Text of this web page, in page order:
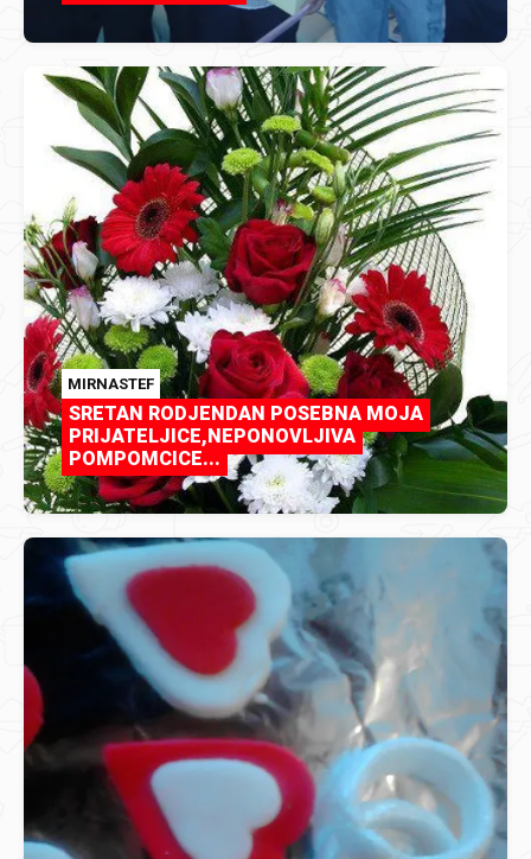
MIRNASTEF
SRETAN RODJENDAN POSEBNA MOJA
PRIJATELJICE,NEPONOVLJIVA
POMPOMCICE...